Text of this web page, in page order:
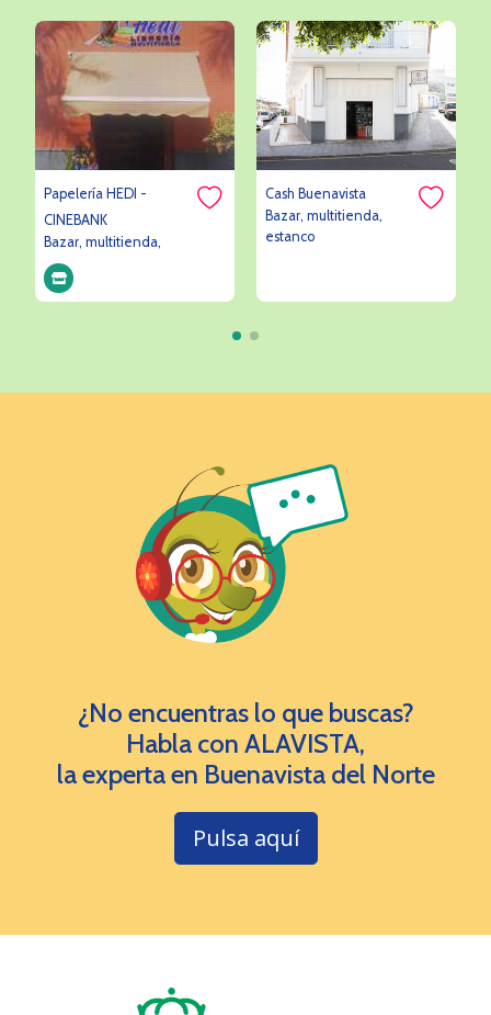
Papelería HEDI -
CINEBANK
Bazar, multitienda,
estanco
Cash Buenavista
Bazar, multitienda,
estanco
¿No encuentras lo que buscas?
Habla con ALAVISTA,
la experta en Buenavista del Norte
Pulsa aquí